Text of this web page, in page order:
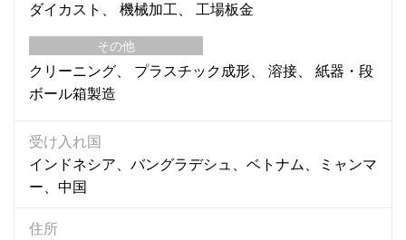
ダイカスト 機械加工 工場板金
その他
クリーニング プラスチック成形 溶接
紙器・段
ボール箱製造
受け入れ国
インドネシア、バングラデシュ、ベトナム、ミャンマ
ー、中国
住所